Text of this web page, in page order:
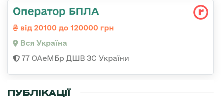
Оператор БПЛА
від 20100 до 120000 грн
Вся Україна
77 ОАеМБр ДШВ ЗС України
ПУБЛІКАЦІЇ